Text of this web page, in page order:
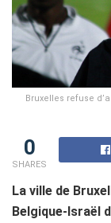
Bruxelles refuse
0
SHARES
La ville de
Belgique-Israël